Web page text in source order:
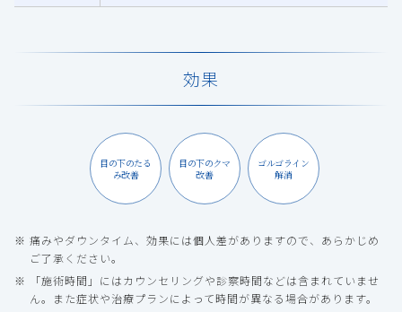
効果
目の下のたる
み改善
目の下のクマ
改善
ゴルゴライン
解消
痛みやダウンタイム、効果には個人差がありますので、あらかじめ
ご了承ください。
「施術時間」にはカウンセリングや診察時間などは含まれていませ
ん。また症状や治療プランによって時間が異なる場合があります。